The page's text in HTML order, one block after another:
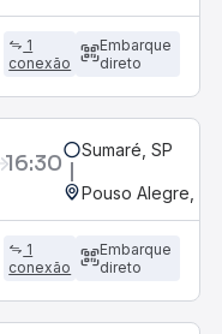
1
conexão
Embarque
direto
16:30 Sumaré, SP
Pouso Alegre,
1
conexão
Embarque
direto